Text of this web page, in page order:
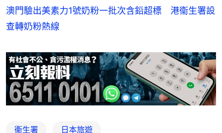
澳門驗出美素力1號奶粉一批次含鉛超標 港衞生署設
查轉奶粉熱線
衞生署 日本旅遊